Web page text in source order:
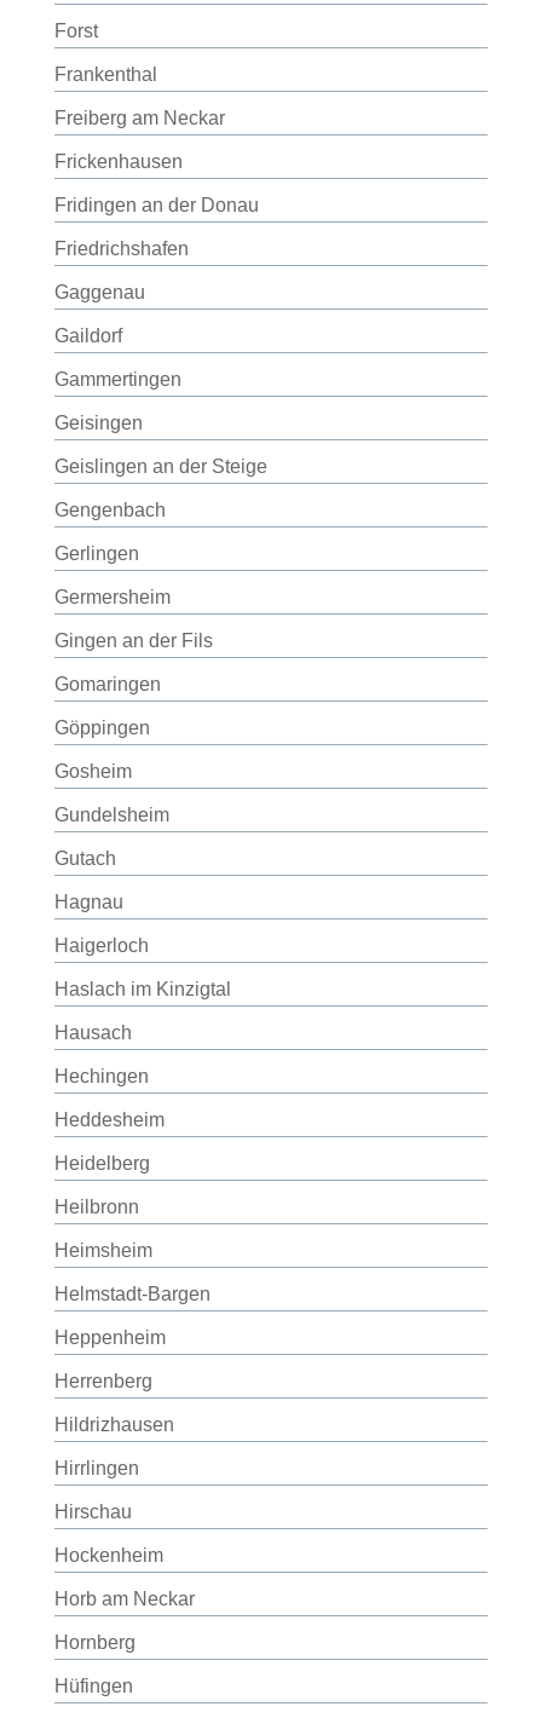
Forst
Frankenthal
Freiberg am Neckar
Frickenhausen
Fridingen an der Donau
Friedrichshafen
Gaggenau
Gaildorf
Gammertingen
Geisingen
Geislingen an der Steige
Gengenbach
Gerlingen
Germersheim
Gingen an der Fils
Gomaringen
Göppingen
Gosheim
Gundelsheim
Gutach
Hagnau
Haigerloch
Haslach im Kinzigtal
Hausach
Hechingen
Heddesheim
Heidelberg
Heilbronn
Heimsheim
Helmstadt-Bargen
Heppenheim
Herrenberg
Hildrizhausen
Hirrlingen
Hirschau
Hockenheim
Horb am Neckar
Hornberg
Hüfingen